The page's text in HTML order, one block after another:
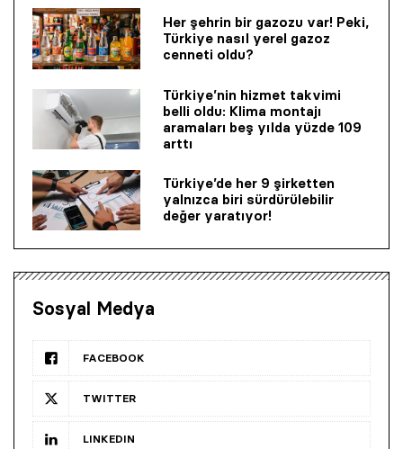
Her şehrin bir gazozu var! Peki,
Türkiye nasıl yerel gazoz
cenneti oldu?
Türkiye’nin hizmet takvimi
belli oldu: Klima montajı
aramaları beş yılda yüzde 109
arttı
Türkiye’de her 9 şirketten
yalnızca biri sürdürülebilir
değer yaratıyor!
Sosyal Medya
FACEBOOK
TWITTER
LINKEDIN